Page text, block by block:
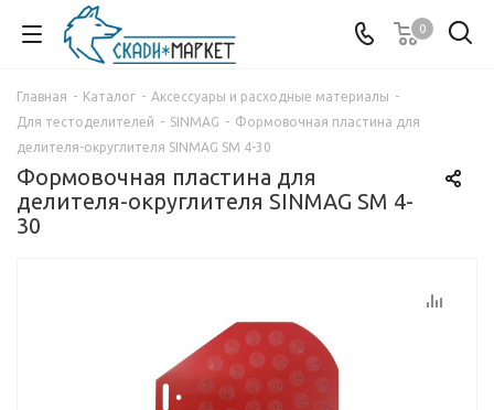
0
Главная - Каталог - Аксессуары и расходные материалы -
Для тестоделителей - SINMAG - Формовочная пластина для
делителя-округлителя SINMAG SM 4-30
Формовочная пластина для
делителя-округлителя SINMAG SM 4-
30